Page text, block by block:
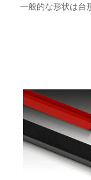
一般的な形状は台